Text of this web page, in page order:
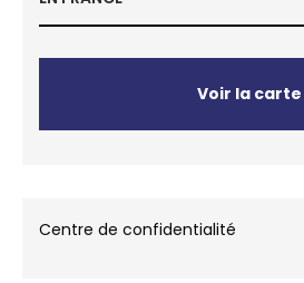
Voir la carte
Centre de confidentialité